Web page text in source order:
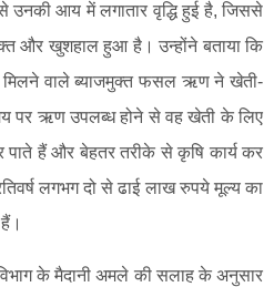
उनकी आय में लगातार वृद्धि हुई है, जिससे
और खुशहाल हुआ है। उन्होंने बताया कि
मिलने वाले ब्याजमुक्त फसल ऋण ने खेती-
पर ऋण उपलब्ध होने से वह खेती के लिए
हैं और बेहतर तरीके से कृषि कार्य कर
लगभग दो से ढाई लाख रुपये मूल्य का
के मैदानी अमले की सलाह के अनुसार